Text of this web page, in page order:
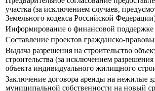
участка (за исключением случаев,
Земельного кодекса Российской
Информирование о финансовой поддержке
Составление проектов гражданско-
Выдача разрешения на строительство
строительства (за исключением разрешения
объекта индивидуального жилищного
Заключение договора аренды на нежилые
муниципальной собственности на новый